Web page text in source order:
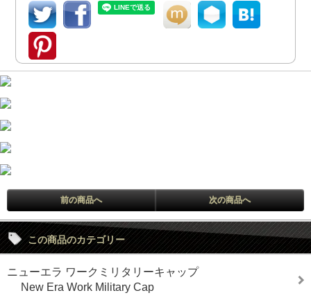
前の商品へ 次の商品へ
この商品のカテゴリー
ニューエラ ワークミリタリーキャップ
New Era Work Military Cap